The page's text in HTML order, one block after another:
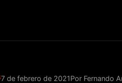
7 de febrero de 2021Por Fernando